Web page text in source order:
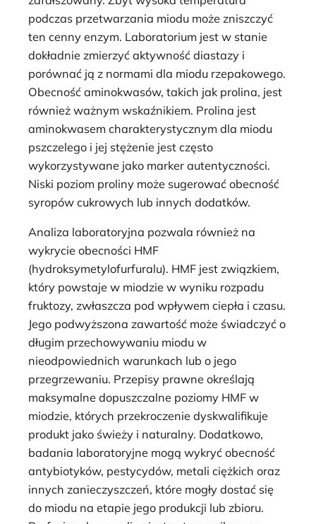
podczas przetwarzania miodu może zniszczyć
ten cenny enzym. Laboratorium jest w stanie
dokładnie zmierzyć aktywność diastazy i
porównać ją z normami dla miodu rzepakowego.
Obecność aminokwasów, takich jak prolina, jest
również ważnym wskaźnikiem. Prolina jest
aminokwasem charakterystycznym dla miodu
pszczelego i jej stężenie jest często
wykorzystywane jako marker autentyczności.
Niski poziom proliny może sugerować obecność
syropów cukrowych lub innych dodatków.
Analiza laboratoryjna pozwala również na
wykrycie obecności HMF
(hydroksymetylofurfuralu). HMF jest związkiem,
który powstaje w miodzie w wyniku rozpadu
fruktozy, zwłaszcza pod wpływem ciepła i czasu.
Jego podwyższona zawartość może świadczyć o
długim przechowywaniu miodu w
nieodpowiednich warunkach lub o jego
przegrzewaniu. Przepisy prawne określają
maksymalne dopuszczalne poziomy HMF w
miodzie, których przekroczenie dyskwalifikuje
produkt jako świeży i naturalny. Dodatkowo,
badania laboratoryjne mogą wykryć obecność
antybiotyków, pestycydów, metali ciężkich oraz
innych zanieczyszczeń, które mogły dostać się
do miodu na etapie jego produkcji lub zbioru.